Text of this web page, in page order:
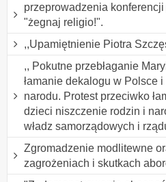
przeprowadzenia
"żegnaj religio!".
,,Upamiętnienie Piotra
,, Pokutne przebłaganie
łamanie dekalogu w Polsce
narodu. Protest przeciwko
dzieci niszczenie rodzin i
władz samorządowych i
Zgromadzenie modlitewne
zagrożeniach i skutkach